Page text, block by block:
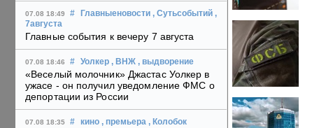
07.08 18:49 # Главныеновости , Сутьсобытий ,
7августа
Главные события к вечеру 7 августа
07.08 18:46 # Уолкер , ВНЖ , выдворение
«Веселый молочник» Джастас Уолкер в
ужасе - он получил уведомление ФМС о
депортации из России
07.08 18:35 # кино , премьера , Колобок